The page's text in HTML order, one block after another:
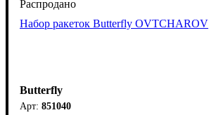
Набор ракеток Butterfly OVTCHAROV
Butterfly
851040